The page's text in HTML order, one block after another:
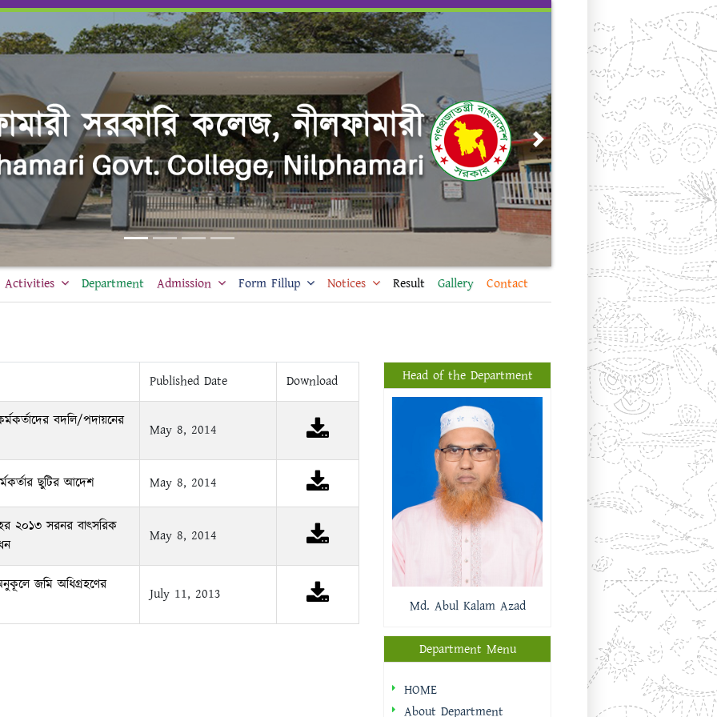
Next
Activities Department Admission Form Fillup Notices Result Gallery Contact
Published Date Download
বদলি/পদায়নের
May 8, 2014
ছুটির আদেশ May 8, 2014
২০১৩ সরনর বাৎসরিক
May 8, 2014
জমি অধিগ্রহণের
July 11, 2013
Head of the Department
Md. Abul Kalam Azad
Department Menu
HOME
About Department